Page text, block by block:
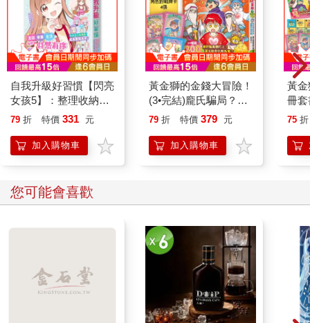
自我升級好習慣【閃亮
女孩5】：整理收納、
房間布置、生活智慧
79 折 特價 331 元
加入購物車
黃金獅的金錢大冒險！
(3•完結)龐氏騙局？我
才不上當[漫畫] ：我在
務，成為真正有錢人的
最終試煉【守財力+花
卡4張）
79 折 特價 379 元
加入購物車
黃
冊
學
FQ
贈
75 折
您可能會喜歡